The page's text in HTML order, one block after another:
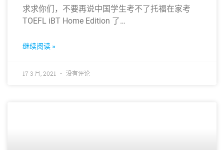
求求你们，不要再说中国学生考不了托福在家考
TOEFL iBT Home Edition 了…
继续阅读 »
17 3 月, 2021 没有评论